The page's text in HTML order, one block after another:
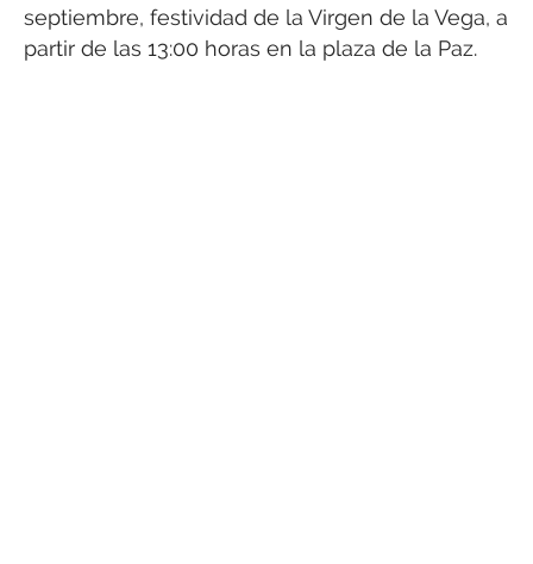
septiembre, festividad de la Virgen de la Vega, a
partir de las 13:00 horas en la plaza de la Paz.